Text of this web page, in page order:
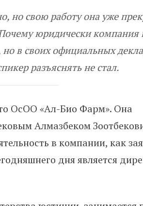
но свою работу она уже
юридически компания
в своих официальных
разъяснять не стал.
ОсОО «Ал-Био Фарм». Она
Алмазбеком
в компании, как
дня является